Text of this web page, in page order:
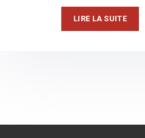
LIRE LA SUITE